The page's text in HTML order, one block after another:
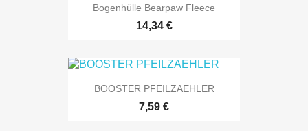
Bogenhülle Bearpaw Fleece
14,34 €
BOOSTER PFEILZAEHLER
7,59 €